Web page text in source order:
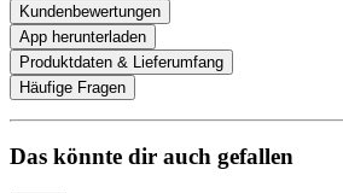
Kundenbewertungen
App herunterladen
Produktdaten & Lieferumfang
Häufige Fragen
Das könnte dir auch gefallen